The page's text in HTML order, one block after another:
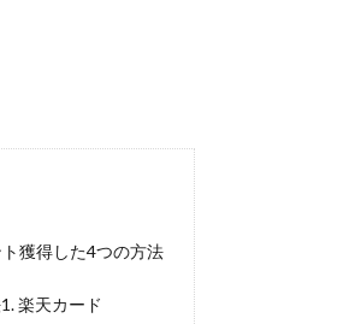
獲得した4つの方法
楽天カード